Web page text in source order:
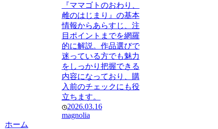
『ママゴトのおわり、
雌のはじまり』の基本
情報からあらすじ、注
目ポイントまでを網羅
的に解説。作品選びで
迷っている方でも魅力
をしっかり把握できる
内容になっており、購
入前のチェックにも役
立ちます。
2026.03.16
magnolia
ホーム